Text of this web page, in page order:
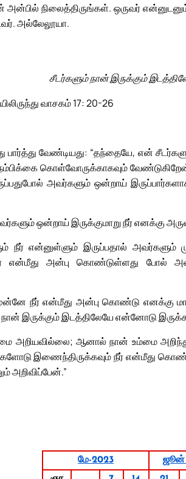
நிலைத்திருங்கள். ஒருவர்
அல்லேலூயா.
சீடர்களும் நான் இருக்கும்
வாசகம் 17: 20-26
வேண்டியது: “தந்தையே, என்
கொள்வோருக்காகவும்
அவர்களும் ஒன்றாய்
ஒன்றாய் இருக்குமாறு நீர் எனக்கு
நீர் என்னுள்ளும் இருப்பதால் அவர்களும்
என்மீது அன்பு கொண்டுள்ளது போல்
நீர் என்மீது அன்பு கொண்டு எனக்கு
இருக்கும் இடத்திலேயே என்னோடு
அறியவில்லை; ஆனால் நான் உம்மை
இணைந்திருக்கவும் நீர் என்மீது
அறிவிப்பேன்.”
மே-2023